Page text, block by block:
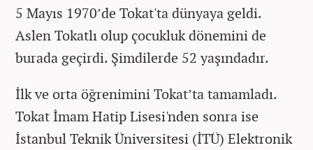
5 Mayıs 1970’de Tokat'ta dünyaya geldi.
Aslen Tokatlı olup çocukluk dönemini de
burada geçirdi. Şimdilerde 52 yaşındadır.
İlk ve orta öğrenimini Tokat’ta tamamladı.
Tokat İmam Hatip Lisesi'nden sonra ise
İstanbul Teknik Üniversitesi (İTÜ) Elektronik